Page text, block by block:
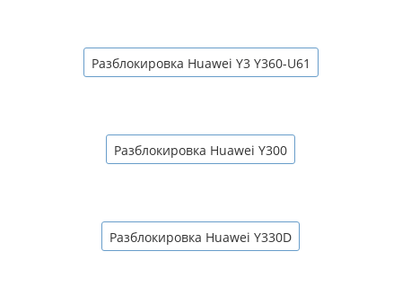
Разблокировка Huawei Y3 Y360-U61
Разблокировка Huawei Y300
Разблокировка Huawei Y330D